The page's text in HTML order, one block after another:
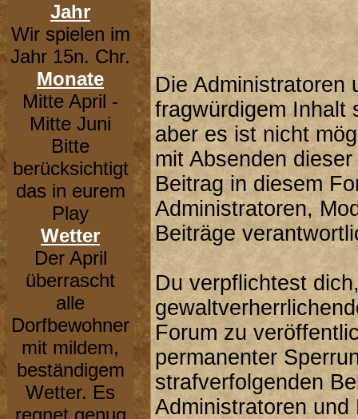
Jahr
Wir spielen im
Jahr 15n. Chr.
Monate
Mitte April -
Mitte Juni
Bitte
berücksichtigt
das in eurem
Play
Wetter
Der April
überrascht
alle
Dorfbewohner
mit mildem,
beständigem
Wetter. Es
regnet genug
Die Administratoren
fragwürdigem Inhalt
aber es ist nicht
mit Absenden
Beitrag in diesem
Administratoren,
Beiträge
Du verpflichtest
Forum zu
permanenter
strafverfolgenden
Administratoren